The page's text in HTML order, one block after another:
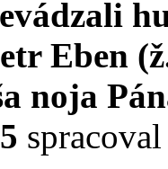
Eben
noja